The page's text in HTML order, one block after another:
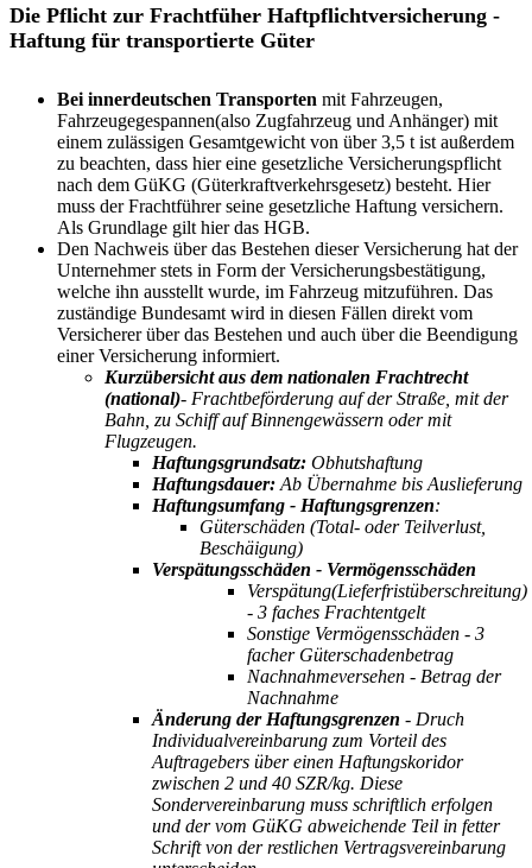
Die Pflicht zur Frachtfüher Haftpflichtversicherung -
Haftung für transportierte Güter
Bei innerdeutschen Transporten mit Fahrzeugen,
Fahrzeugegespannen(also Zugfahrzeug und Anhänger) mit
einem zulässigen Gesamtgewicht von über 3,5 t ist außerdem
zu beachten, dass hier eine gesetzliche Versicherungspflicht
nach dem GüKG (Güterkraftverkehrsgesetz) besteht. Hier
muss der Frachtführer seine gesetzliche Haftung versichern.
Als Grundlage gilt hier das HGB.
Den Nachweis über das Bestehen dieser Versicherung hat der
Unternehmer stets in Form der Versicherungsbestätigung,
welche ihn ausstellt wurde, im Fahrzeug mitzuführen. Das
zuständige Bundesamt wird in diesen Fällen direkt vom
Versicherer über das Bestehen und auch über die Beendigung
einer Versicherung informiert.
Kurzübersicht aus dem nationalen Frachtrecht
(national)- Frachtbeförderung auf der Straße, mit der
Bahn, zu Schiff auf Binnengewässern oder mit
Flugzeugen.
Haftungsgrundsatz: Obhutshaftung
Haftungsdauer: Ab Übernahme bis Auslieferung
Haftungsumfang - Haftungsgrenzen:
Güterschäden (Total- oder Teilverlust,
Beschäigung)
Verspätungsschäden - Vermögensschäden
Verspätung(Lieferfristüberschreitung)
- 3 faches Frachtentgelt
Sonstige Vermögensschäden - 3
facher Güterschadenbetrag
Nachnahmeversehen - Betrag der
Nachnahme
Änderung der Haftungsgrenzen - Druch
Individualvereinbarung zum Vorteil des
Auftragebers über einen Haftungskoridor
zwischen 2 und 40 SZR/kg. Diese
Sondervereinbarung muss schriftlich erfolgen
und der vom GüKG abweichende Teil in fetter
Schrift von der restlichen Vertragsvereinbarung